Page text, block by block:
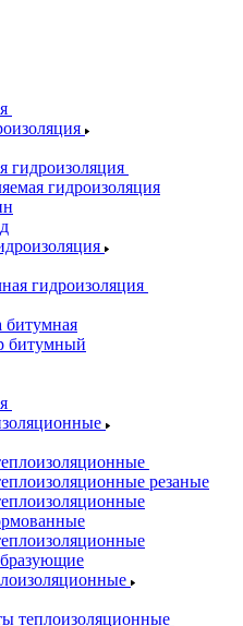
гидроизоляция
гидроизоляция
гидроизоляция
битумная
битумный
резаные
теплоизоляционные